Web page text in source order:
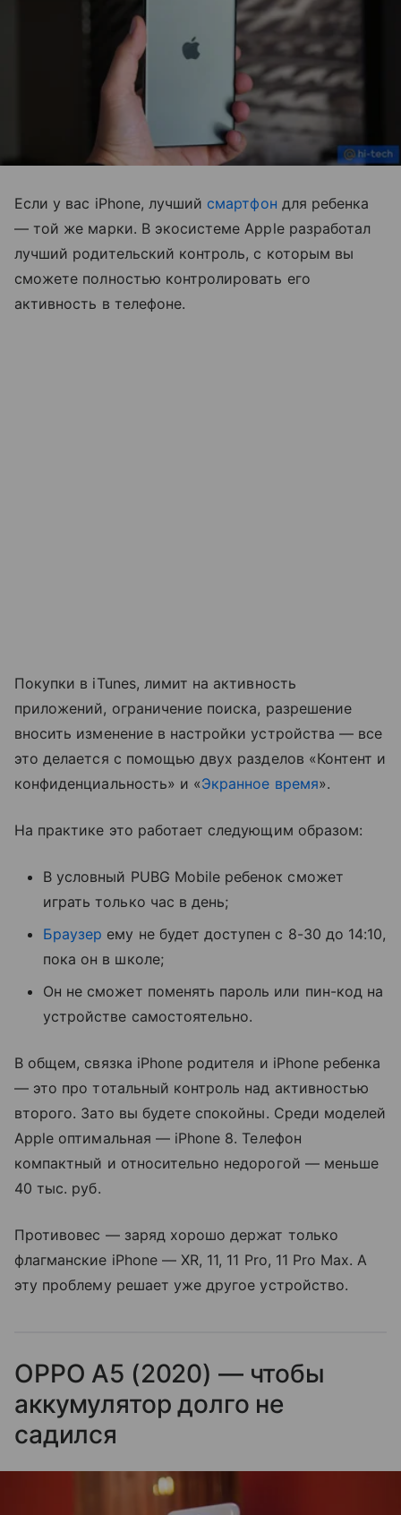
Если у вас iPhone, лучший смартфон для ребенка
— той же марки. В экосистеме Apple разработал
лучший родительский контроль, с которым вы
сможете полностью контролировать его
активность в телефоне.
Покупки в iTunes, лимит на активность
приложений, ограничение поиска, разрешение
вносить изменение в настройки устройства — все
это делается с помощью двух разделов «Контент и
конфиденциальность» и «Экранное время».
На практике это работает следующим образом:
В условный PUBG Mobile ребенок сможет
играть только час в день;
Браузер ему не будет доступен с 8-30 до 14:10,
пока он в школе;
Он не сможет поменять пароль или пин-код на
устройстве самостоятельно.
В общем, связка iPhone родителя и iPhone ребенка
— это про тотальный контроль над активностью
второго. Зато вы будете спокойны. Среди моделей
Apple оптимальная — iPhone 8. Телефон
компактный и относительно недорогой — меньше
40 тыс. руб.
Противовес — заряд хорошо держат только
флагманские iPhone — XR, 11, 11 Pro, 11 Pro Max. А
эту проблему решает уже другое устройство.
OPPO A5 (2020) — чтобы
аккумулятор долго не
садился